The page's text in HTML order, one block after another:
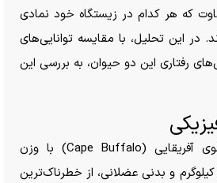
که هر کدام در زیستگاه خود نمادی
در این تحلیل، با مقایسه توانایی‌های
رفتاری این دو حیوان، به بررسی این
به گزارش راز بقا، بوفالوی آفریقایی (Cape Buffalo) با وزن
متوسط بین ۵۰۰ تا ۱۰۰۰ کیلوگرم و بدنی عضلانی، از خطرناک‌ترین